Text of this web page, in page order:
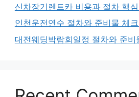
신차장기렌트카 비용과 절차 핵
인천운전연수 절차와 준비물 체
대전웨딩박람회일정 절차와 준비